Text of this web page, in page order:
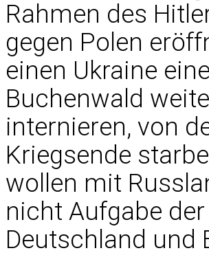
Rahmen des
gegen Polen
einen Ukraine
Buchenwald
internieren, von
Kriegsende
wollen mit
nicht Aufgabe
Deutschland und